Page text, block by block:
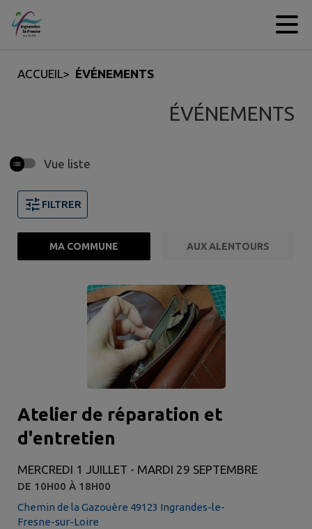
Contenu
ACCUEIL> ÉVÉNEMENTS
ÉVÉNEMENTS
Vue liste
FILTRER
MA COMMUNE AUX ALENTOURS
Atelier de réparation et
d'entretien
MERCREDI 1 JUILLET - MARDI 29 SEPTEMBRE
DE 10H00 À 18H00
Chemin de la Gazouère 49123 Ingrandes-le-
Fresne-sur-Loire